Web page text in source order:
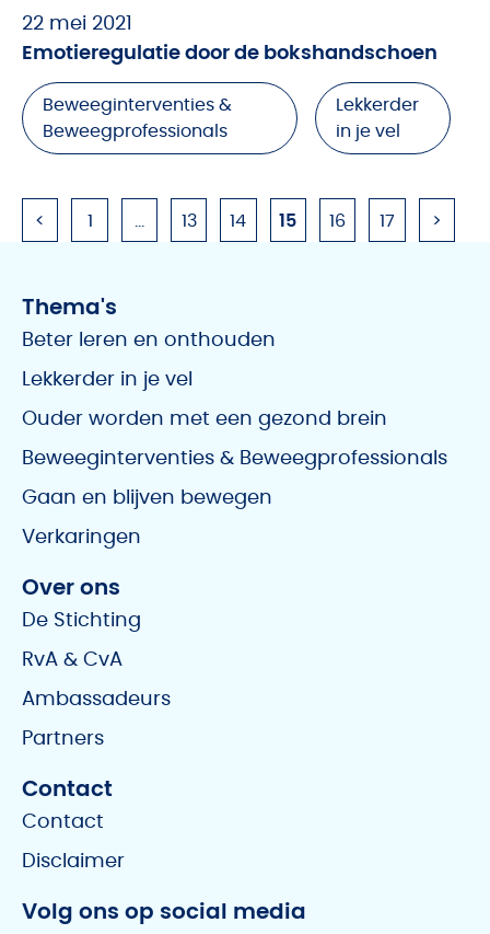
22 mei 2021
Emotieregulatie door de bokshandschoen
Beweeginterventies &
Beweegprofessionals
Lekkerder
in je vel
< 1 13 14 15 16 17 >
Thema's
Beter leren en onthouden
Lekkerder in je vel
Ouder worden met een gezond brein
Beweeginterventies & Beweegprofessionals
Gaan en blijven bewegen
Verkaringen
Over ons
De Stichting
RvA & CvA
Ambassadeurs
Partners
Contact
Contact
Disclaimer
Volg ons op social media